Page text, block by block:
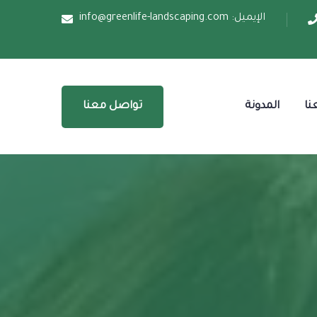
الإيميل: info@greenlife-landscaping.com
المدونة تواصل معنا